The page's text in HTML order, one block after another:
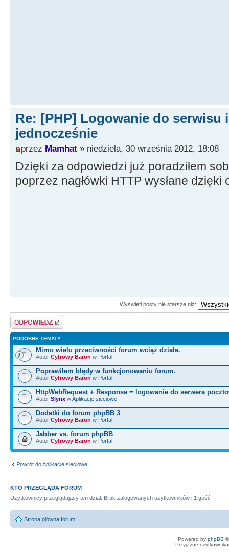
Re: [PHP] Logowanie do serwisu
jednocześnie
przez Mamhat » niedziela, 30 września 2012, 18:08
Dzięki za odpowiedzi już poradziłem
poprzez nagłówki HTTP wysłane
Wyświetl posty nie starsze niż:
Odpowiedz
PODOBNE TEMATY
Mimo wielu przeciwności forum wciąż działa.
Autor Cyfrowy Baron w Portal
Poprawiłem błędy w funkcjonowaniu forum.
Autor Cyfrowy Baron w Portal
HttpWebRequest + Response = logowanie do serwera
Autor Slynx wAplikacje sieciowe
Dodatki do forum phpBB 3
Autor Cyfrowy Baron w Portal
Jabber vs. forum phpBB
Autor Cyfrowy Baron w Portal
Powrót do Aplikacje sieciowe
KTO PRZEGLĄDA FORUM
Użytkownicy przeglądający ten dział: Brak zalogowanych użytkowników i 1 gość
Strona główna forum
Powered by phpBB
Przyjazne